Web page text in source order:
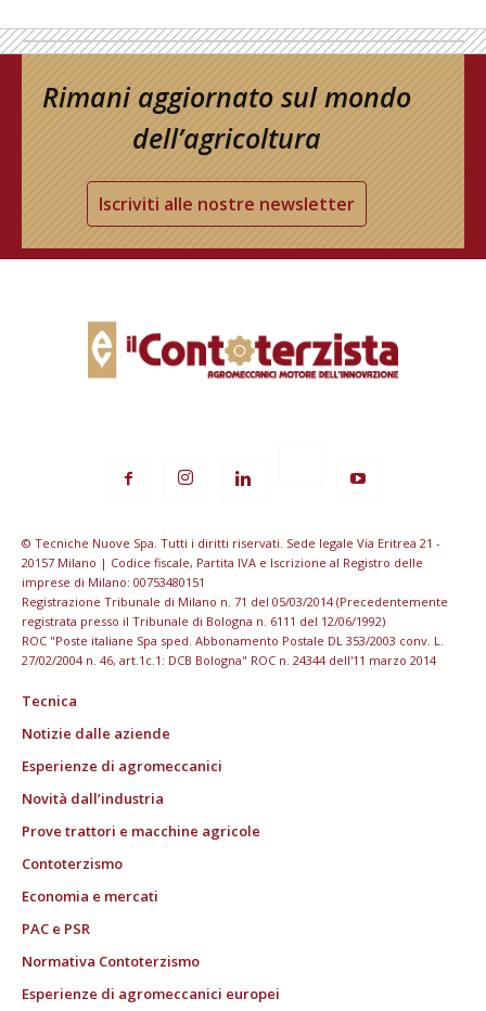
Rimani aggiornato sul mondo
dell’agricoltura
Iscriviti alle nostre newsletter
© Tecniche Nuove Spa. Tutti i diritti riservati. Sede legale Via Eritrea 21 -
20157 Milano | Codice fiscale, Partita IVA e Iscrizione al Registro delle
imprese di Milano: 00753480151
Registrazione Tribunale di Milano n. 71 del 05/03/2014 (Precedentemente
registrata presso il Tribunale di Bologna n. 6111 del 12/06/1992)
ROC "Poste italiane Spa sped. Abbonamento Postale DL 353/2003 conv. L.
27/02/2004 n. 46, art.1c.1: DCB Bologna" ROC n. 24344 dell'11 marzo 2014
Tecnica
Notizie dalle aziende
Esperienze di agromeccanici
Novità dall’industria
Prove trattori e macchine agricole
Contoterzismo
Economia e mercati
PAC e PSR
Normativa Contoterzismo
Esperienze di agromeccanici europei